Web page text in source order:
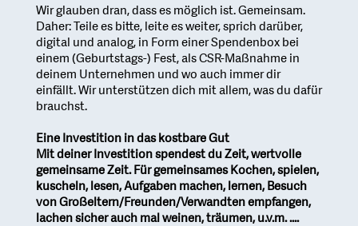
Wir glauben dran, dass es möglich ist. Gemeinsam.
Daher: Teile es bitte, leite es weiter, sprich darüber,
digital und analog, in Form einer Spendenbox bei
einem (Geburtstags-) Fest, als CSR-Maßnahme in
deinem Unternehmen und wo auch immer dir
einfällt. Wir unterstützen dich mit allem, was du dafür
brauchst.
Eine Investition in das kostbare Gut
Mit deiner Investition spendest du Zeit, wertvolle
gemeinsame Zeit. Für gemeinsames Kochen, spielen,
kuscheln, lesen, Aufgaben machen, lernen, Besuch
von Großeltern/Freunden/Verwandten empfangen,
lachen sicher auch mal weinen, träumen, u.v.m. ....